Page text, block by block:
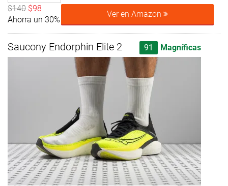
$140 $98
Ahorra un 30%
Ver en Amazon
Saucony Endorphin Elite 2 91 Magníficas